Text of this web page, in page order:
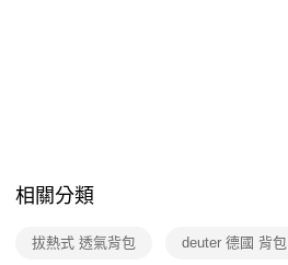
相關分類
拔熱式 透氣背包 deuter 德國 背包